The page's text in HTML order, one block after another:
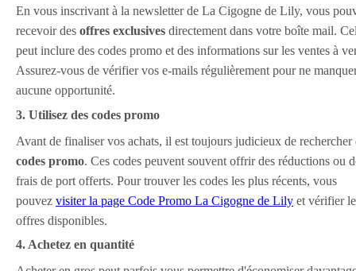
En vous inscrivant à la newsletter de La Cigogne de Lily, vous
recevoir des offres exclusives directement dans votre boîte mail.
peut inclure des codes promo et des informations sur les ventes à
Assurez-vous de vérifier vos e-mails régulièrement pour ne
aucune opportunité.
3. Utilisez des codes promo
Avant de finaliser vos achats, il est toujours judicieux de rechercher
codes promo. Ces codes peuvent souvent offrir des réductions ou
frais de port offerts. Pour trouver les codes les plus récents, vous
pouvez visiter la page Code Promo La Cigogne de Lily et vérifier
offres disponibles.
4. Achetez en quantité